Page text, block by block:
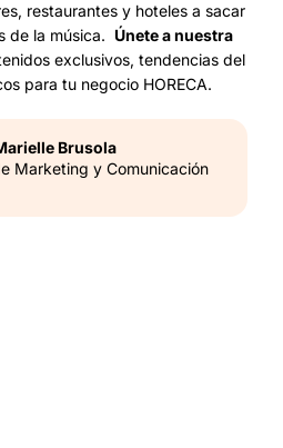
restaurantes y hoteles a sacar
de la música. Únete a nuestra
exclusivos, tendencias del
para tu negocio HORECA.
Brusola
Marketing y Comunicación